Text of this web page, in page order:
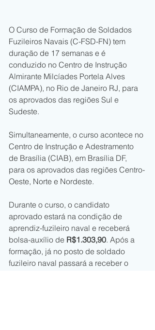
O Curso de Formação de Soldados
Fuzileiros Navais (C-FSD-FN) tem
duração de 17 semanas e é
conduzido no Centro de Instrução
Almirante Milcíades Portela Alves
(CIAMPA), no Rio de Janeiro RJ, para
os aprovados das regiões Sul e
Sudeste.
Simultaneamente, o curso acontece no
Centro de Instrução e Adestramento
de Brasília (CIAB), em Brasília DF,
para os aprovados das regiões Centro-
Oeste, Norte e Nordeste.
Durante o curso, o candidato
aprovado estará na condição de
aprendiz-fuzileiro naval e receberá
bolsa-auxílio de R$1.303,90. Após a
formação, já no posto de soldado
fuzileiro naval passará a receber o